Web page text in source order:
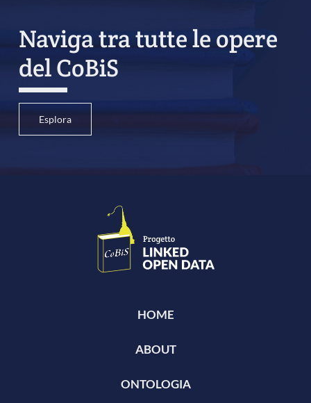
Naviga tra tutte le opere
del CoBiS
Esplora
HOME
ABOUT
ONTOLOGIA